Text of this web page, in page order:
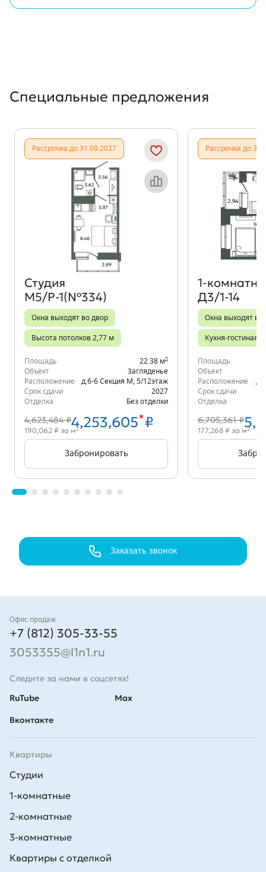
Специальные предложения
Рассрочка до 31.09.2027
Объект месяца
Студия
М5/Р-1(№334)
Окна выходят во двор
Высота потолков 2,77 м
Площадь 22.38 м2
Объект
Загляденье
Расположение
д.6-6 Секция М 5/12этаж
Срок сдачи
2027
Отделка
Без отделки
4,623,484 ₽4,253,605*₽
190,062 ₽ за м2
Забронировать
Рассрочка до
Д3/1-14
Окна выходят во
Кухня-гостиная
Площадь
Объект
Расположение
Срок сдачи
Отделка
6,705,361 ₽
177,268 ₽ за м2
Заказать звонок
Контакты
Офис продаж
+7 (812) 305-33-55
3053355@l1n1.ru
Следите за нами в соцсетях!
RuTube
Вконтакте
Max
Квартиры
Студии
1-комнатные
2-комнатные
3-комнатные
Квартиры с отделкой